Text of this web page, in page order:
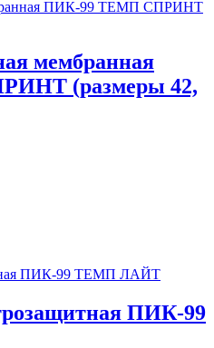
мембранная
(размеры 42,
ПИК-99